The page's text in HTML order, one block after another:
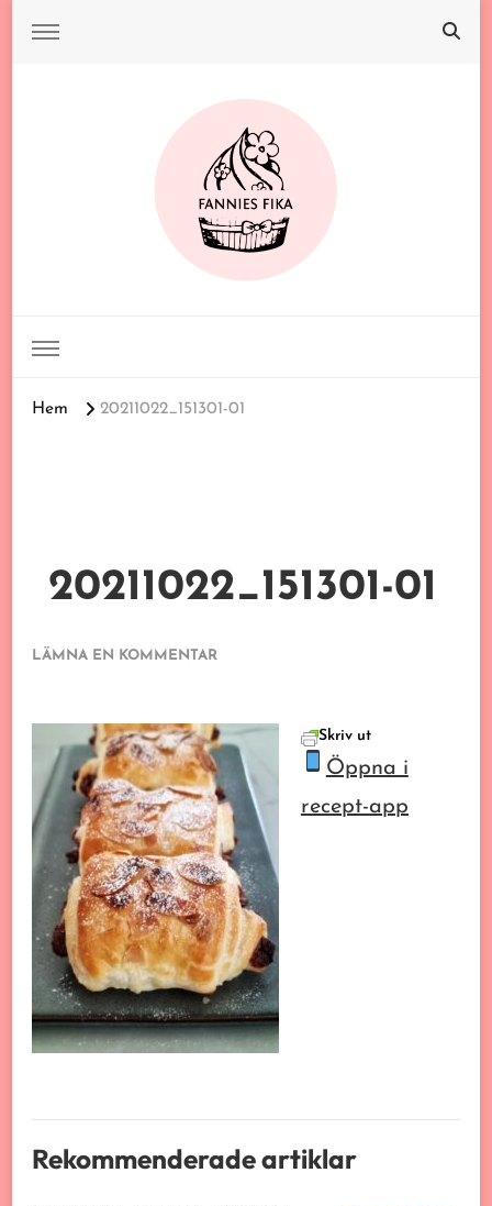
Hem 20211022_151301-01
20211022_151301-01
LÄMNA EN KOMMENTAR
Skriv ut
Öppna i
recept-app
Rekommenderade artiklar